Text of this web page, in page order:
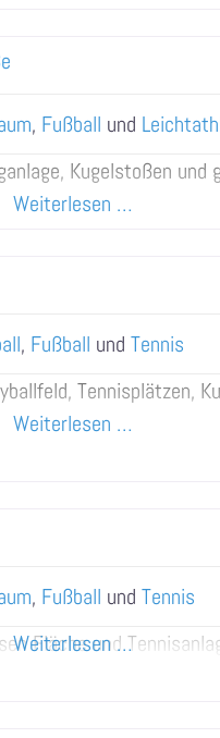
, Fußball und
Kugelstoßen und
Weiterlesen …
, Fußball und Tennis
Tennisplätzen,
Weiterlesen …
, Fußball und Tennis
Fläche und
Weiterlesen …